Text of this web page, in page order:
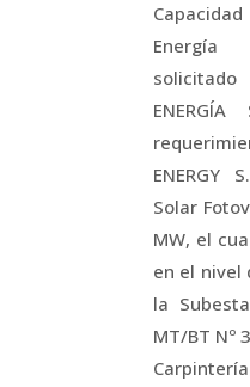
Energía
ENERGY
Solar
MW, el
en el nivel
la
MT/BT Nº